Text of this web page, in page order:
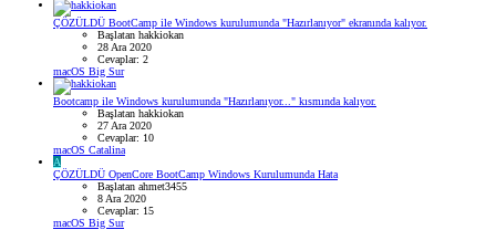
ÇÖZÜLDÜ BootCamp ile Windows kurulumunda "Hazırlanıyor" ekranında kalıyor.
Başlatan hakkiokan
28 Ara 2020
Cevaplar: 2
macOS Big Sur
Bootcamp ile Windows kurulumunda "Hazırlanıyor..." kısmında kalıyor.
Başlatan hakkiokan
27 Ara 2020
Cevaplar: 10
macOS Catalina
A
ÇÖZÜLDÜ OpenCore BootCamp Windows Kurulumunda Hata
Başlatan ahmet3455
8 Ara 2020
Cevaplar: 15
macOS Big Sur